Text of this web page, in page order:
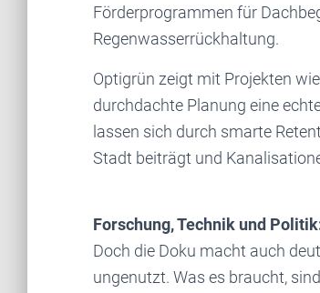
Förderprogrammen für
Regenwasserrückhaltung.
Optigrün zeigt mit Projekten
durchdachte Planung eine
lassen sich durch smarte
Stadt beiträgt und
Forschung, Technik und
Doch die Doku macht auch
ungenutzt. Was es braucht,